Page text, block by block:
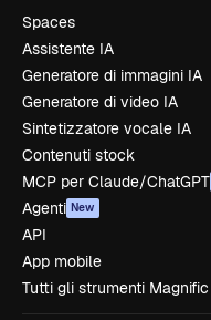
Spaces
Assistente IA
Generatore di immagini IA
Generatore di video IA
Sintetizzatore vocale IA
Contenuti stock
MCP per Claude/ChatGPT
Agenti New
API
App mobile
Tutti gli strumenti Magnific